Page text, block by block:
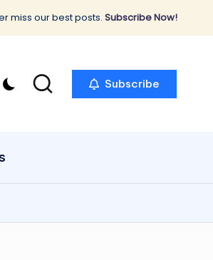
miss our best posts. Subscribe Now!
Subscribe